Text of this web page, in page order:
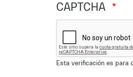
CAPTCHA
Esta verificación es para